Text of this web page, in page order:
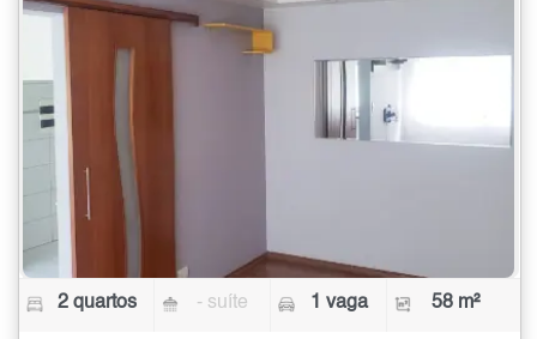
2 quartos - suíte 1 vaga 58 m²